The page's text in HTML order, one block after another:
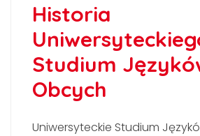
Historia
Studium
Obcych
Uniwersyteckie Studium